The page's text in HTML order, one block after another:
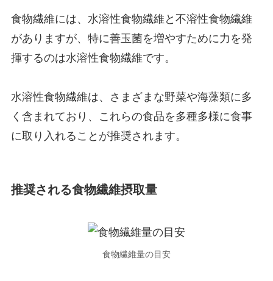
食物繊維には、水溶性食物繊維と不溶性食物繊維
がありますが、特に善玉菌を増やすために力を発
揮するのは水溶性食物繊維です。
水溶性食物繊維は、さまざまな野菜や海藻類に多
く含まれており、これらの食品を多種多様に食事
に取り入れることが推奨されます。
推奨される食物繊維摂取量
食物繊維量の目安